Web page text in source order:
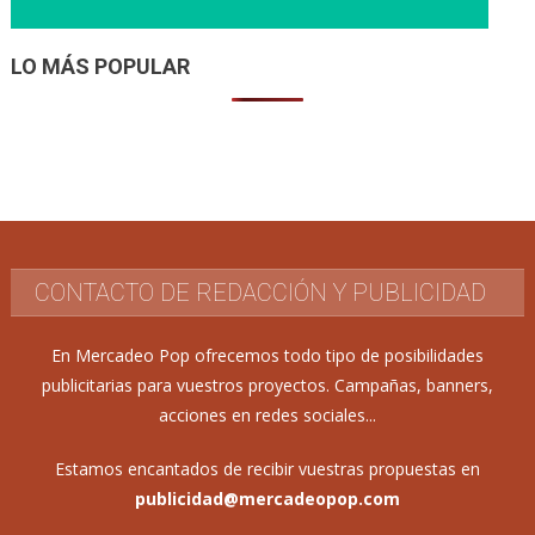
LO MÁS POPULAR
CONTACTO DE REDACCIÓN Y PUBLICIDAD
En Mercadeo Pop ofrecemos todo tipo de posibilidades
publicitarias para vuestros proyectos. Campañas, banners,
acciones en redes sociales...
Estamos encantados de recibir vuestras propuestas en
publicidad@mercadeopop.com